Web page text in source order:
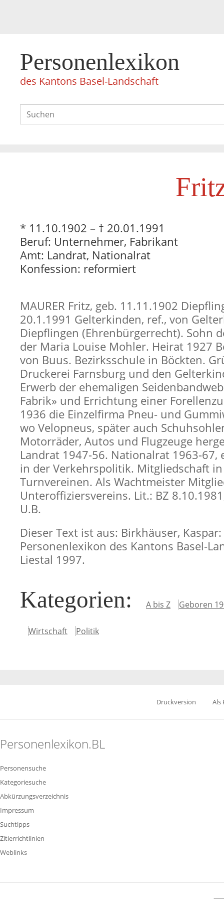
Personenlexikon
des Kantons Basel-Landschaft
* 11.10.1902 – † 20.01.1991
Beruf: Unternehmer, Fabrikant
Amt: Landrat, Nationalrat
Konfession: reformiert
MAURER Fritz, geb. 11.11.1902
20.1.1991 Gelterkinden, ref., von
Diepflingen (Ehrenbürgerrecht). Sohn
der Maria Louise Mohler. Heirat 1927
von Buus. Bezirksschule in Böckten.
Druckerei Farnsburg und den
Erwerb der ehemaligen
Fabrik» und Errichtung einer
1936 die Einzelfirma Pneu- und
wo Velopneus, später auch
Motorräder, Autos und Flugzeuge
Landrat 1947-56. Nationalrat 1963-67,
in der Verkehrspolitik. Mitgliedschaft
Turnvereinen. Als Wachtmeister
Unteroffiziersvereins. Lit.: BZ
U.B.
Dieser Text ist aus: Birkhäuser, Kaspar:
Personenlexikon des Kantons Basel-
Liestal 1997.
Kategorien: A bis Z Geboren
Wirtschaft Politik
Druckversion Als
Personenlexikon.BL
Personensuche
Kategoriesuche
Abkürzungsverzeichnis
Impressum
Suchtipps
Zitierrichtlinien
Weblinks